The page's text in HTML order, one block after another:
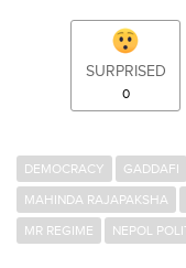
SURPRISED
0
DEMOCRACY GADDAFI
MAHINDA RAJAPAKSHA
MR REGIME
NEPOL